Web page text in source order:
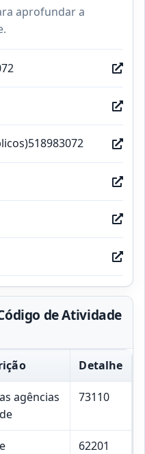
aprofundar a
de Atividade
Detalhe
agências
73110
62201